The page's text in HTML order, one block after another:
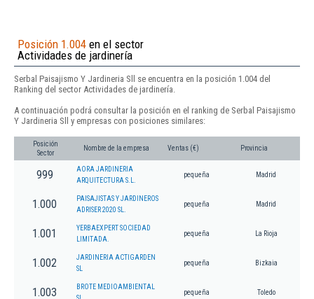
Posición 1.004 en el sector
Actividades de jardinería
Serbal Paisajismo Y Jardineria Sll se encuentra en la posición 1.004 del
Ranking del sector Actividades de jardinería.
A continuación podrá consultar la posición en el ranking de Serbal Paisajismo
Y Jardineria Sll y empresas con posiciones similares:
Posición
Sector
Nombre de la empresa Ventas (€) Provincia
999
AORA JARDINERIA
ARQUITECTURA S.L.
pequeña Madrid
1.000
PAISAJISTAS Y JARDINEROS
ADRISER 2020 SL.
pequeña Madrid
1.001
YERBAEXPERT SOCIEDAD
LIMITADA.
pequeña La Rioja
1.002
JARDINERIA ACTIGARDEN
SL
pequeña Bizkaia
1.003
BROTE MEDIOAMBIENTAL
pequeña Toledo